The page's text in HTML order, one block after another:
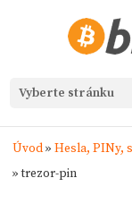
Vyberte stránku
Úvod» Hesla, PINy,
»trezor-pin